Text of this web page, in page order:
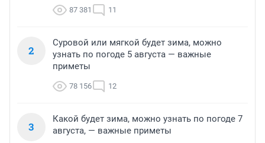
87 381 11
2
Суровой или мягкой будет зима, можно
узнать по погоде 5 августа — важные
приметы
78 156 12
3
Какой будет зима, можно узнать по погоде 7
августа, — важные приметы